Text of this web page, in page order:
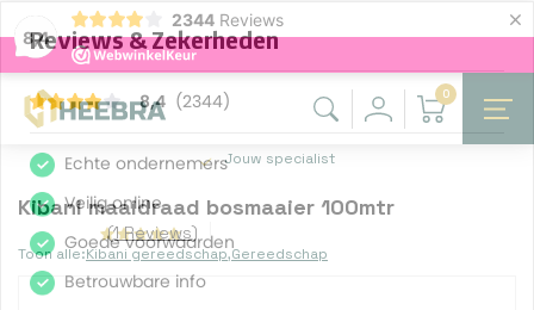
8,4
2344 Reviews ×
0
Jouw specialist
Kibani maaidraad bosmaaier 100mtr
(1 Reviews)
Toon alle:Kibani gereedschap,Gereedschap